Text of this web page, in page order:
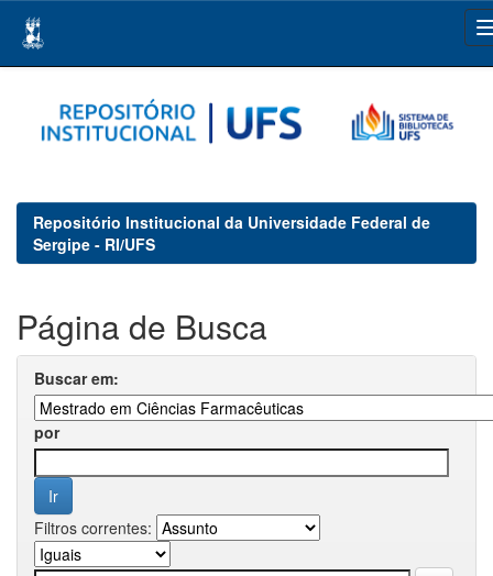
navigation
Repositório Institucional da Universidade Federal de
Sergipe - RI/UFS
Página de Busca
Buscar em:
por
Filtros correntes: